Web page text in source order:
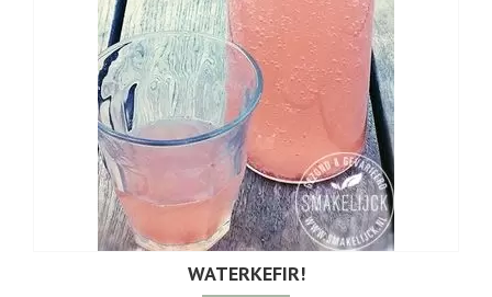
WATERKEFIR!